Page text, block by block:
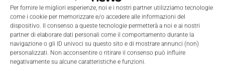
Per fornire le migliori esperienze, noi e i nostri partner utilizziamo tecnologie
come i cookie per memorizzare e/o accedere alle informazioni del
dispositivo. Il consenso a queste tecnologie permetterà a noi e ai nostri
partner di elaborare dati personali come il comportamento durante la
navigazione o gli ID univoci su questo sito e di mostrare annunci (non)
personalizzati. Non acconsentire o ritirare il consenso può influire
negativamente su alcune caratteristiche e funzioni.
do il consenso al trattamento dei dati da parte di
Tecniche Nuove